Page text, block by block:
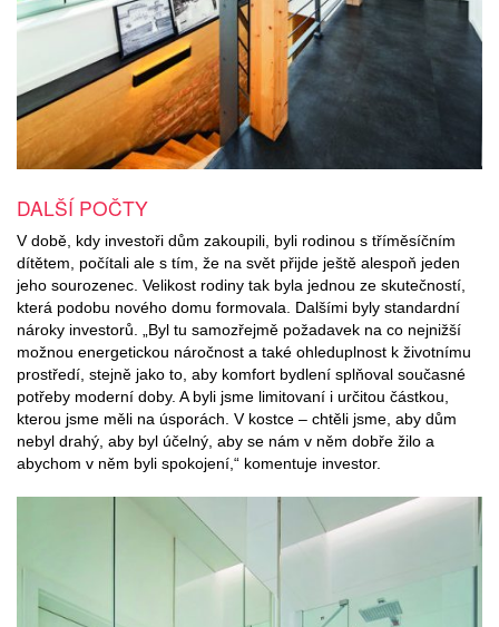
DALŠÍ POČTY
V době, kdy investoři dům zakoupili, byli rodinou s tříměsíčním
dítětem, počítali ale s tím, že na svět přijde ještě alespoň jeden
jeho sourozenec. Velikost rodiny tak byla jednou ze skutečností,
která podobu nového domu formovala. Dalšími byly standardní
nároky investorů. „Byl tu samozřejmě požadavek na co nejnižší
možnou energetickou náročnost a také ohleduplnost k životnímu
prostředí, stejně jako to, aby komfort bydlení splňoval současné
potřeby moderní doby. A byli jsme limitovaní i určitou částkou,
kterou jsme měli na úsporách. V kostce – chtěli jsme, aby dům
nebyl drahý, aby byl účelný, aby se nám v něm dobře žilo a
abychom v něm byli spokojení,“ komentuje investor.